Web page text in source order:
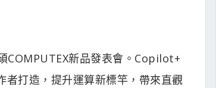
COMPUTEX新品發表會。Copilot+
者打造，提升運算新標竿，帶來直觀